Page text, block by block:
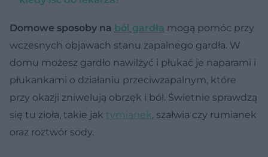
Domowe sposoby na ból gardła mogą pomóc przy
wczesnych objawach stanu zapalnego gardła. W
domu możesz gardło nawilżyć i płukać je naparami i
płukankami o działaniu przeciwzapalnym, które
przy okazji zniwelują obrzęk i ból. Świetnie sprawdzą
się tu zioła, takie jak tymianek, szałwia czy rumianek
oraz roztwór sody.